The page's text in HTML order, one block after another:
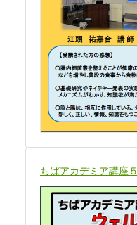
ちばアカデミア講座５